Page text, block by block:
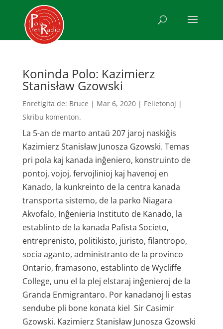
Koninda Polo: Kazimierz
Stanisław Gzowski
Enretigita de: Bruce | Mar 6, 2020| Felietonoj |
Skribu komenton.
La 5-an de marto antaŭ 207 jaroj naskiĝis
Kazimierz Stanisław Junosza Gzowski. Temas
pri pola kaj kanada inĝeniero, konstruinto de
pontoj, vojoj, fervojlinioj kaj havenoj en
Kanado, la kunkreinto de la centra kanada
transporta sistemo, de la parko Niagara
Akvofalo, Inĝenieria Instituto de Kanado, la
establinto de la kanada Pafista Societo,
entreprenisto, politikisto, juristo, filantropo,
socia aganto, administranto de la provinco
Ontario, framasono, establinto de Wycliffe
College, unu el la plej elstaraj inĝenieroj de la
Granda Enmigrantaro. Por kanadanoj li estas
sendube pli bone konata kiel Sir Casimir
Gzowski. Kazimierz Stanisław Junosza Gzowski